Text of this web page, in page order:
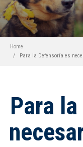
Home
Para la Defensoría es
Para